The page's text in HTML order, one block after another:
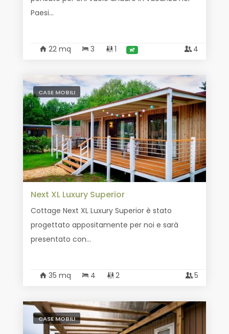
Paesi...
22 mq 3 1 4
CASE MOBILI
Next XL Luxury Superior
Cottage Next XL Luxury Superior è stato
progettato appositamente per noi e sarà
presentato con...
35 mq 4 2 5
CASE MOBILI